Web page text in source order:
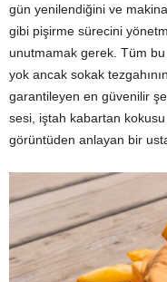
gün yenilendiğini ve
gibi pişirme sürecini
unutmamak gerek. Tüm
yok ancak sokak
garantileyen en güvenilir
sesi, iştah kabartan
görüntüden anlayan bir